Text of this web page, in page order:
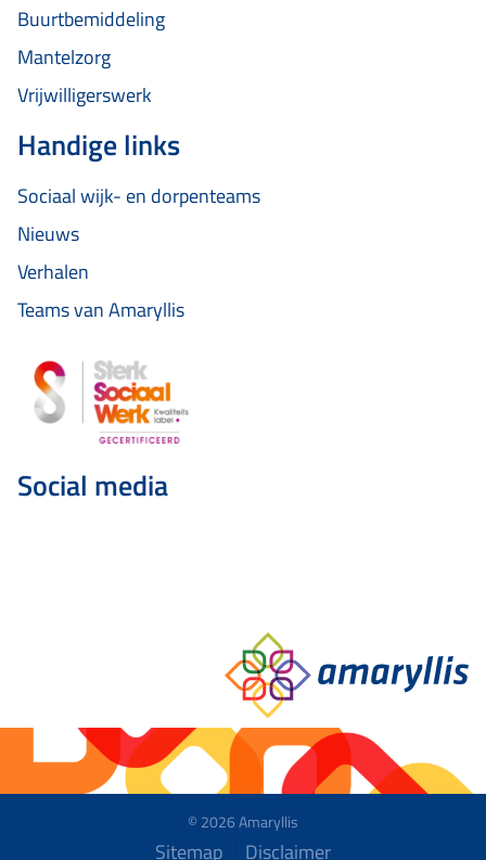
Buurtbemiddeling
Mantelzorg
Vrijwilligerswerk
Handige links
Sociaal wijk- en dorpenteams
Nieuws
Verhalen
Teams van Amaryllis
Social media
© 2026 Amaryllis
Sitemap Disclaimer